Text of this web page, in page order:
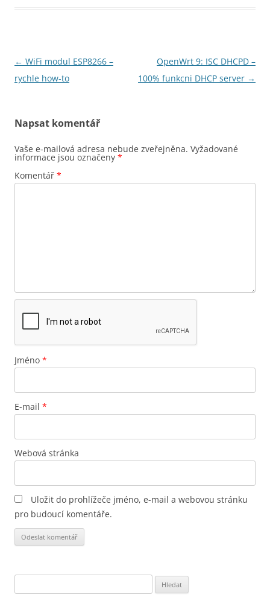
Navigace
pro
← WiFi modul ESP8266 –
rychle how-to
OpenWrt 9: ISC DHCPD –
100% funkcni DHCP server →
Napsat komentář
Vaše e-mailová adresa nebude zveřejněna. Vyžadované
informace jsou označeny *
Komentář *
Jméno *
E-mail *
Webová stránka
Uložit do prohlížeče jméno, e-mail a webovou stránku
pro budoucí komentáře.